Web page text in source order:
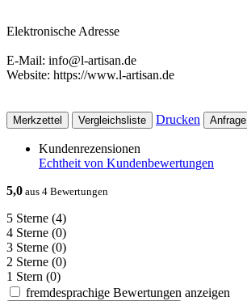
Elektronische Adresse
E-Mail: info@l-artisan.de
Website: https://www.l-artisan.de
Merkzettel Vergleichsliste Drucken Anfrage
Kundenrezensionen
Echtheit von Kundenbewertungen
5,0 aus 4 Bewertungen
5 Sterne (4)
4 Sterne (0)
3 Sterne (0)
2 Sterne (0)
1 Stern (0)
fremdesprachige Bewertungen anzeigen